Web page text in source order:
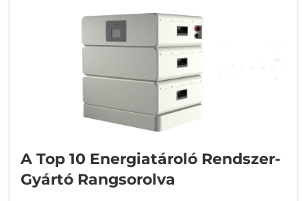
A Top 10 Energiatároló Rendszer-
Gyártó Rangsorolva